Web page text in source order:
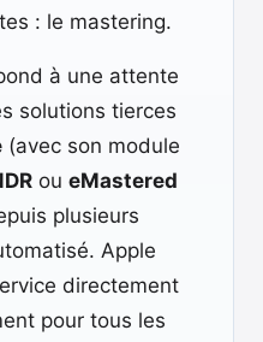
: le mastering.
à une attente
solutions tierces
(avec son module
ou eMastered
plusieurs
Apple
directement
pour tous les